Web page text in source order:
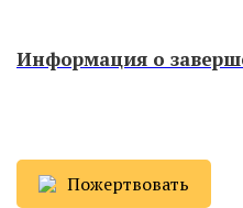
Информация о
Пожертвовать